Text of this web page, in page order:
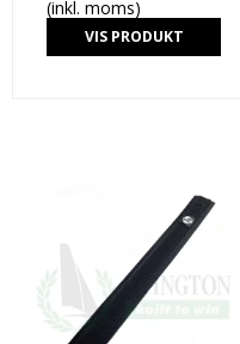
(inkl. moms)
VIS PRODUKT